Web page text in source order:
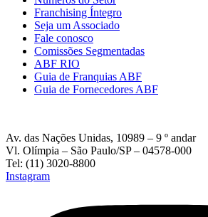
Franchising Íntegro
Seja um Associado
Fale conosco
Comissões Segmentadas
ABF RIO
Guia de Franquias ABF
Guia de Fornecedores ABF
Av. das Nações Unidas, 10989 – 9 º andar
Vl. Olímpia – São Paulo/SP – 04578-000
Tel: (11) 3020-8800
Instagram